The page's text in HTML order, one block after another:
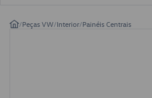
/Peças VW/Interior/Painéis Centrais